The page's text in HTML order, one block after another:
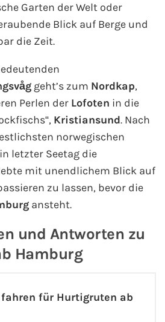
Garten der Welt oder
Blick auf Berge und
die Zeit.
geht’s zum Nordkap,
Perlen der Lofoten in die
Kristiansund. Nach
norwegischen
letzter Seetag die
mit unendlichem Blick auf
zu lassen, bevor die
ansteht.
und Antworten zu
Hamburg
für Hurtigruten ab